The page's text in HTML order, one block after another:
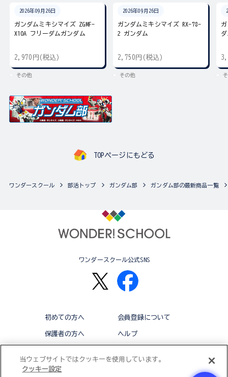
2026年09月26日
ガンダムミキシマイズ ZGMF-
X10A フリーダムガンダム
2,970円(税込)
その他
2026年09月26日
ガンダムミキシマイズ RX-78-
2 ガンダム
2,750円(税込)
その他
TOPページにもどる
ワンダースクール 部活トップ ガンダム部 ガンダム部の最新商品一覧
ワンダースクール公式SNS
初めての方へ 会員登録について
保護者の方へ ヘルプ
当ウェブサイトではクッキーを使用しています。
クッキー設定